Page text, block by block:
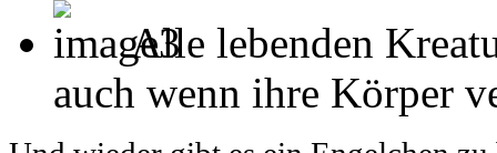
Alle lebenden
auch wenn ihre Körper